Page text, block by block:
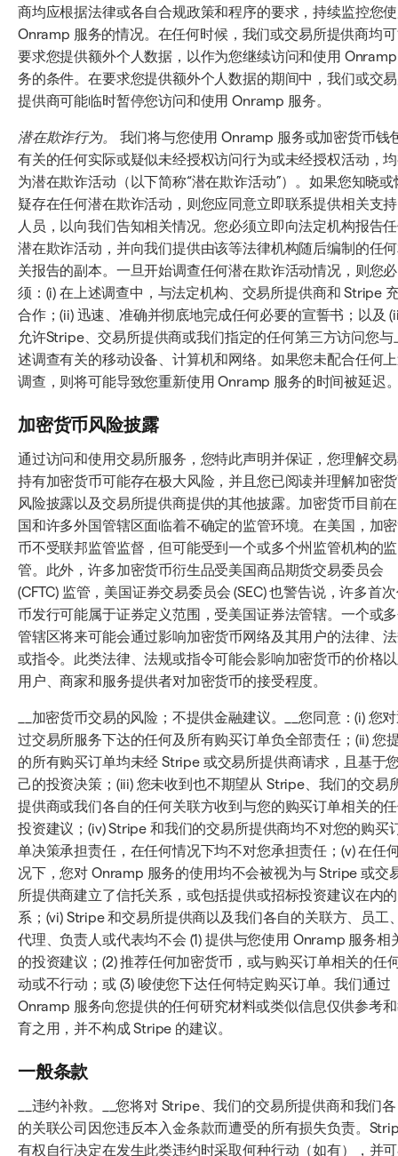
商均应根据法律或各自合规政策和程序的要求，持续监控您
Onramp 服务的情况。在任何时候，我们或交易所提供商均
要求您提供额外个人数据，以作为您继续访问和使用
务的条件。在要求您提供额外个人数据的期间中，我们或交
提供商可能临时暂停您访问和使用 Onramp 服务。
潜在欺诈行为。
我们将与您使用 Onramp 服务或加密货币钱
有关的任何实际或疑似未经授权访问行为或未经授权活动，
为潜在欺诈活动（以下简称“潜在欺诈活动”）。如果您知晓或
疑存在任何潜在欺诈活动，则您应同意立即联系提供相关支
人员，以向我们告知相关情况。您必须立即向法定机构报告
潜在欺诈活动，并向我们提供由该等法律机构随后编制的任
关报告的副本。一旦开始调查任何潜在欺诈活动情况，则您必
须：(i) 在上述调查中，与法定机构、交易所提供商和 Stripe
合作；(ii) 迅速、准确并彻底地完成任何必要的宣誓书；以及
允许Stripe、交易所提供商或我们指定的任何第三方访问您与
述调查有关的移动设备、计算机和网络。如果您未配合任何
调查，则将可能导致您重新使用 Onramp 服务的时间被延迟
加密货币风险披露
通过访问和使用交易所服务，您特此声明并保证，您理解交
持有加密货币可能存在极大风险，并且您已阅读并理解加密
风险披露以及交易所提供商提供的其他披露。加密货币目前
国和许多外国管辖区面临着不确定的监管环境。在美国，加
币不受联邦监管监督，但可能受到一个或多个州监管机构的监
管。此外，许多加密货币衍生品受美国商品期货交易委员会
(CFTC) 监管，美国证券交易委员会 (SEC) 也警告说，许多首
币发行可能属于证券定义范围，受美国证券法管辖。一个或
管辖区将来可能会通过影响加密货币网络及其用户的法律、
或指令。此类法律、法规或指令可能会影响加密货币的价格
用户、商家和服务提供者对加密货币的接受程度。
__加密货币交易的风险；不提供金融建议。__您同意：(i) 您
过交易所服务下达的任何及所有购买订单负全部责任；(ii) 您
的所有购买订单均未经 Stripe 或交易所提供商请求，且基于
己的投资决策；(iii) 您未收到也不期望从 Stripe、我们的交易
提供商或我们各自的任何关联方收到与您的购买订单相关的
投资建议；(iv) Stripe 和我们的交易所提供商均不对您的购买
单决策承担责任，在任何情况下均不对您承担责任；(v) 在任
况下，您对 Onramp 服务的使用均不会被视为与 Stripe 或交
所提供商建立了信托关系，或包括提供或招标投资建议在内
系；(vi) Stripe 和交易所提供商以及我们各自的关联方、员工
代理、负责人或代表均不会 (1) 提供与您使用 Onramp 服务相
的投资建议；(2) 推荐任何加密货币，或与购买订单相关的任
动或不行动；或 (3) 唆使您下达任何特定购买订单。我们通过
Onramp 服务向您提供的任何研究材料或类似信息仅供参考
育之用，并不构成 Stripe 的建议。
一般条款
__违约补救。__您将对 Stripe、我们的交易所提供商和我们
的关联公司因您违反本入金条款而遭受的所有损失负责。
有权自行决定在发生此类违约时采取何种行动（如有），并